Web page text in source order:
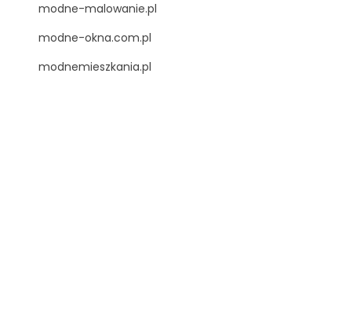
modne-malowanie.pl
modne-okna.com.pl
modnemieszkania.pl